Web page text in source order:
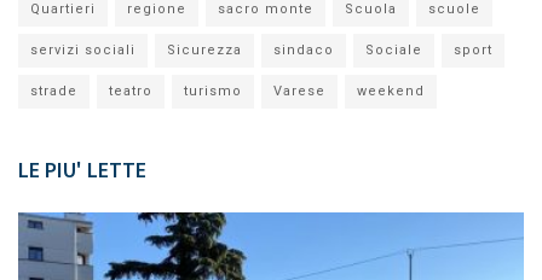
Quartieri regione sacro monte Scuola scuole
servizi sociali Sicurezza sindaco Sociale sport
strade teatro turismo Varese weekend
LE PIU' LETTE